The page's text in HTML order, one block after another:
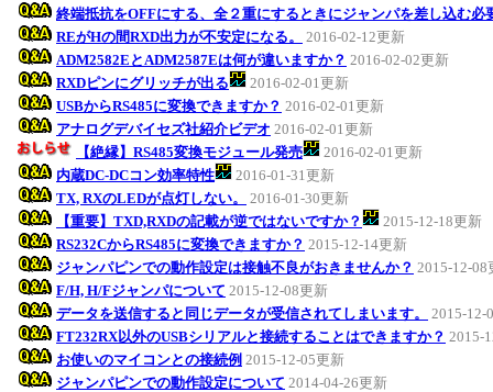
終端抵抗をOFFにする、全２重にするときにジャンパを差し込む必
REがHの間RXD出力が不安定になる。
2016-02-12更新
ADM2582EとADM2587Eは何が違いますか？ 2016-02-02更新
RXDピンにグリッチが出る
2016-02-01更新
USBからRS485に変換できますか？ 2016-02-01更新
アナログデバイセズ社紹介ビデオ 2016-02-01更新
【絶縁】RS485変換モジュール発売
2016-02-01更新
内蔵DC-DCコン効率特性
2016-01-31更新
TX, RXのLEDが点灯しない。
2016-01-30更新
【重要】TXD,RXDの記載が逆ではないですか？
2015-12-18更新
RS232CからRS485に変換できますか？ 2015-12-14更新
ジャンパピンでの動作設定は接触不良がおきませんか？ 2015-12-08
F/H, H/Fジャンパについて 2015-12-08更新
データを送信すると同じデータが受信されてしまいます。
2015-12-
FT232RX以外のUSBシリアルと接続することはできますか？ 2015-
お使いのマイコンとの接続例 2015-12-05更新
ジャンパピンでの動作設定について 2014-04-26更新